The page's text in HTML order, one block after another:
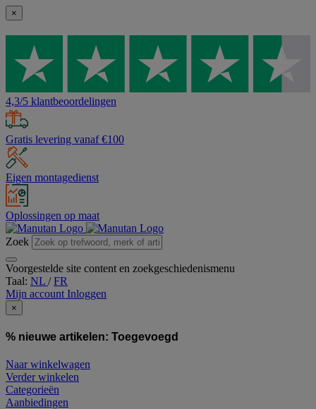
×
4,3/5 klantbeoordelingen
Gratis levering vanaf €100
Eigen montagedienst
Oplossingen op maat
Zoek
Voorgestelde site content en zoekgeschiedenismenu
Taal: NL /FR
Mijn account Inloggen
×
% nieuwe artikelen: Toegevoegd
Naar winkelwagen
Verder winkelen
Categorieën
Aanbiedingen